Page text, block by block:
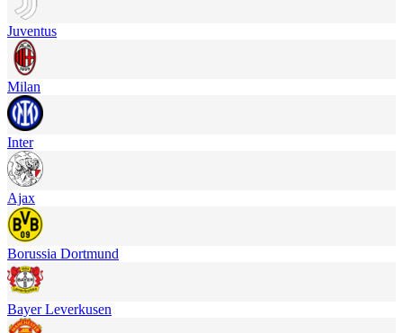
Juventus
Milan
Inter
Ajax
Borussia Dortmund
Bayer Leverkusen